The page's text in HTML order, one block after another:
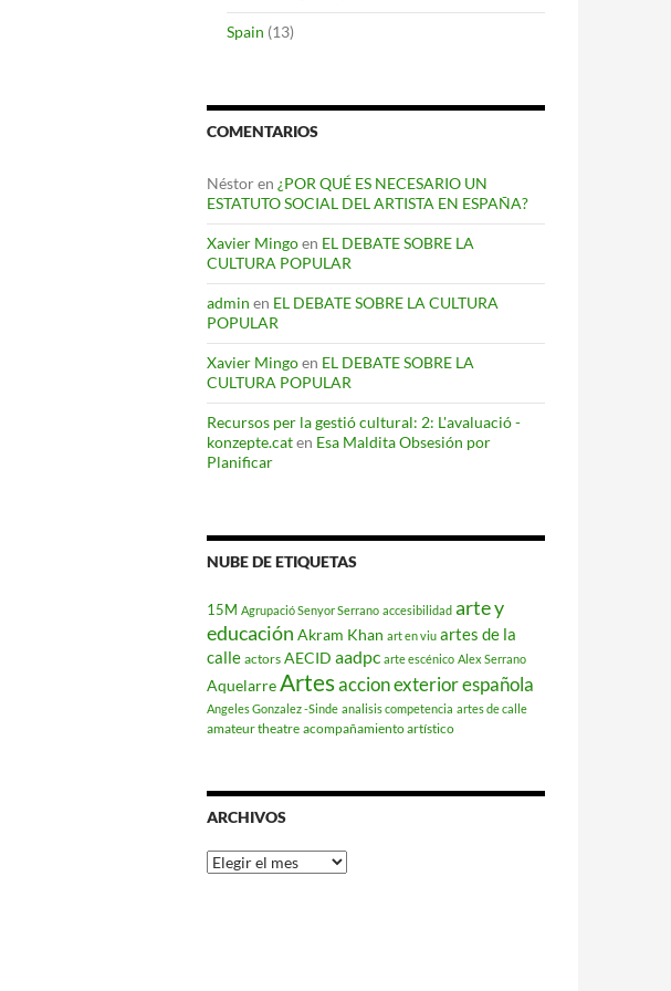
Spain (13)
COMENTARIOS
Néstoren ¿POR QUÉ ES NECESARIO UN
ESTATUTO SOCIAL DEL ARTISTA EN ESPAÑA?
Xavier Mingoen EL DEBATE SOBRE LA
CULTURA POPULAR
admin en EL DEBATE SOBRE LA CULTURA
POPULAR
Xavier Mingoen EL DEBATE SOBRE LA
CULTURA POPULAR
Recursos per la gestió cultural: 2: L'avaluació -
konzepte.caten Esa Maldita Obsesión por
Planificar
NUBE DE ETIQUETAS
15M Agrupació Senyor Serrano accesibilidad arte y
educación Akram Khan art en viu artes de la
calle actors AECID aadpc arte escénico Alex Serrano
AquelarreArtesaccion exterior española
Angeles Gonzalez -Sinde analisis competencia artes de calle
amateur theatre acompañamiento artístico
ARCHIVOS
Archivos